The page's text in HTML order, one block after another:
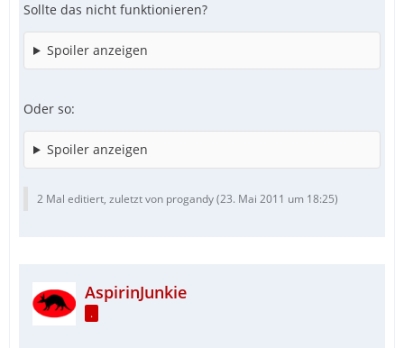
Sollte das nicht funktionieren?
Spoiler anzeigen
Oder so:
Spoiler anzeigen
2 Mal editiert, zuletzt von progandy (23. Mai 2011 um 18:25)
AspirinJunkie
.